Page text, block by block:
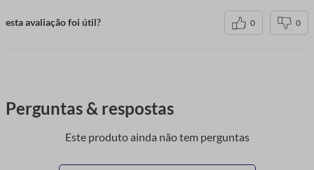
esta avaliação foi útil? 0 0
Perguntas & respostas
Este produto ainda não tem perguntas